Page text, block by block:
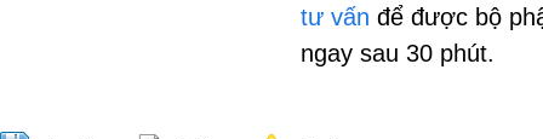
tư vấn để được bộ
ngay sau 30 phút.